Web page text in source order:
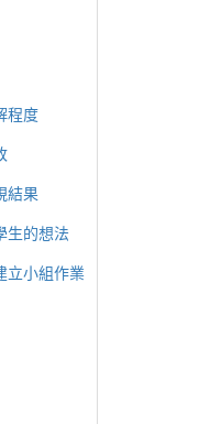
程度
結果
生的想法
立小組作業